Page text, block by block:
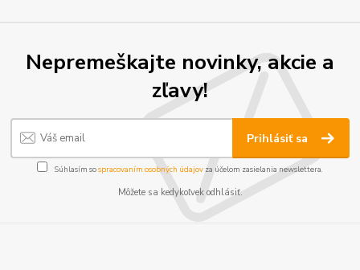
Nepremeškajte novinky, akcie a
zľavy!
Prihlásiť sa
Súhlasím sospracovaním osobných údajov za účelom zasielania newslettera.
Môžete sa kedykoľvek odhlásiť.